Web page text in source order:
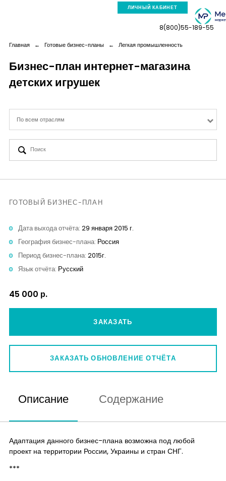
ЛИЧНЫЙ КАБИНЕТ
Компания
Услуги
Новая реальность
Аналитика
Контакты
8(800)55-189-55
Главная ← Готовые бизнес-планы ← Легкая промышленность
Бизнес-план интернет-магазина
детских игрушек
По всем отраслям
ГОТОВЫЙ БИЗНЕС-ПЛАН
Дата выхода отчёта: 29 января 2015 г.
География бизнес-плана: Россия
Период бизнес-плана: 2015г.
Язык отчёта: Русский
45 000 р.
ЗАКАЗАТЬ
ЗАКАЗАТЬ ОБНОВЛЕНИЕ ОТЧЁТА
Описание Содержание
Адаптация данного бизнес-плана возможна под любой
проект на территории России, Украины и стран СНГ.
***